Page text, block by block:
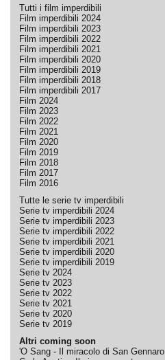
Tutti i film imperdibili
Film imperdibili 2024
Film imperdibili 2023
Film imperdibili 2022
Film imperdibili 2021
Film imperdibili 2020
Film imperdibili 2019
Film imperdibili 2018
Film imperdibili 2017
Film 2024
Film 2023
Film 2022
Film 2021
Film 2020
Film 2019
Film 2018
Film 2017
Film 2016
Tutte le serie tv imperdibili
Serie tv imperdibili 2024
Serie tv imperdibili 2023
Serie tv imperdibili 2022
Serie tv imperdibili 2021
Serie tv imperdibili 2020
Serie tv imperdibili 2019
Serie tv 2024
Serie tv 2023
Serie tv 2022
Serie tv 2021
Serie tv 2020
Serie tv 2019
Altri coming soon
'O Sang - Il miracolo di San Gennaro